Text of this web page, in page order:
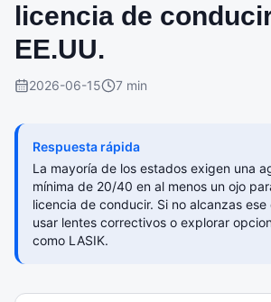
licencia de
EE.UU.
2026-06-15 7 min
Respuesta rápida
La mayoría de los estados exigen una
mínima de 20/40 en al menos un ojo
licencia de conducir. Si no alcanzas
usar lentes correctivos o explorar
como LASIK.